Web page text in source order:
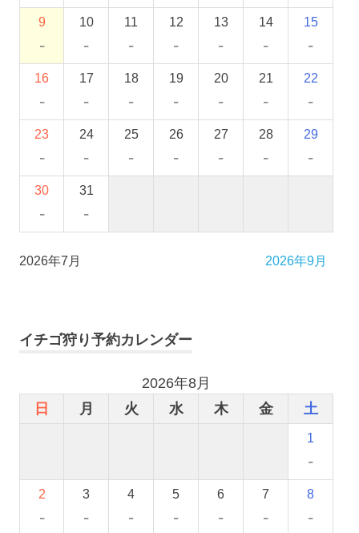
9
-
10
-
11
-
12
-
13
-
14
-
15
-
16
-
17
-
18
-
19
-
20
-
21
-
22
-
23
-
24
-
25
-
26
-
27
-
28
-
29
-
30
-
31
-
2026年7月 2026年9月
イチゴ狩り予約カレンダー
2026年8月
日
月 火 水 木 金 土
1
-
2
-
3
-
4
-
5
-
6
-
7
-
8
-